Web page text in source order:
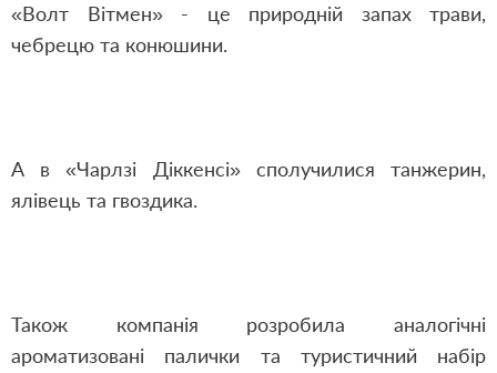
«Волт Вітмен» - це природній запах трави,
чебрецю та конюшини.
А в «Чарлзі Діккенсі» сполучилися танжерин,
ялівець та гвоздика.
Також компанія розробила аналогічні
ароматизовані палички та туристичний набір